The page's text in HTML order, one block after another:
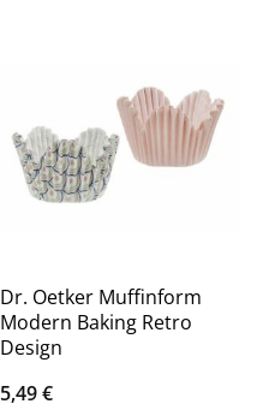
Dr. Oetker Muffinform
Modern Baking Retro
Design
5,49€